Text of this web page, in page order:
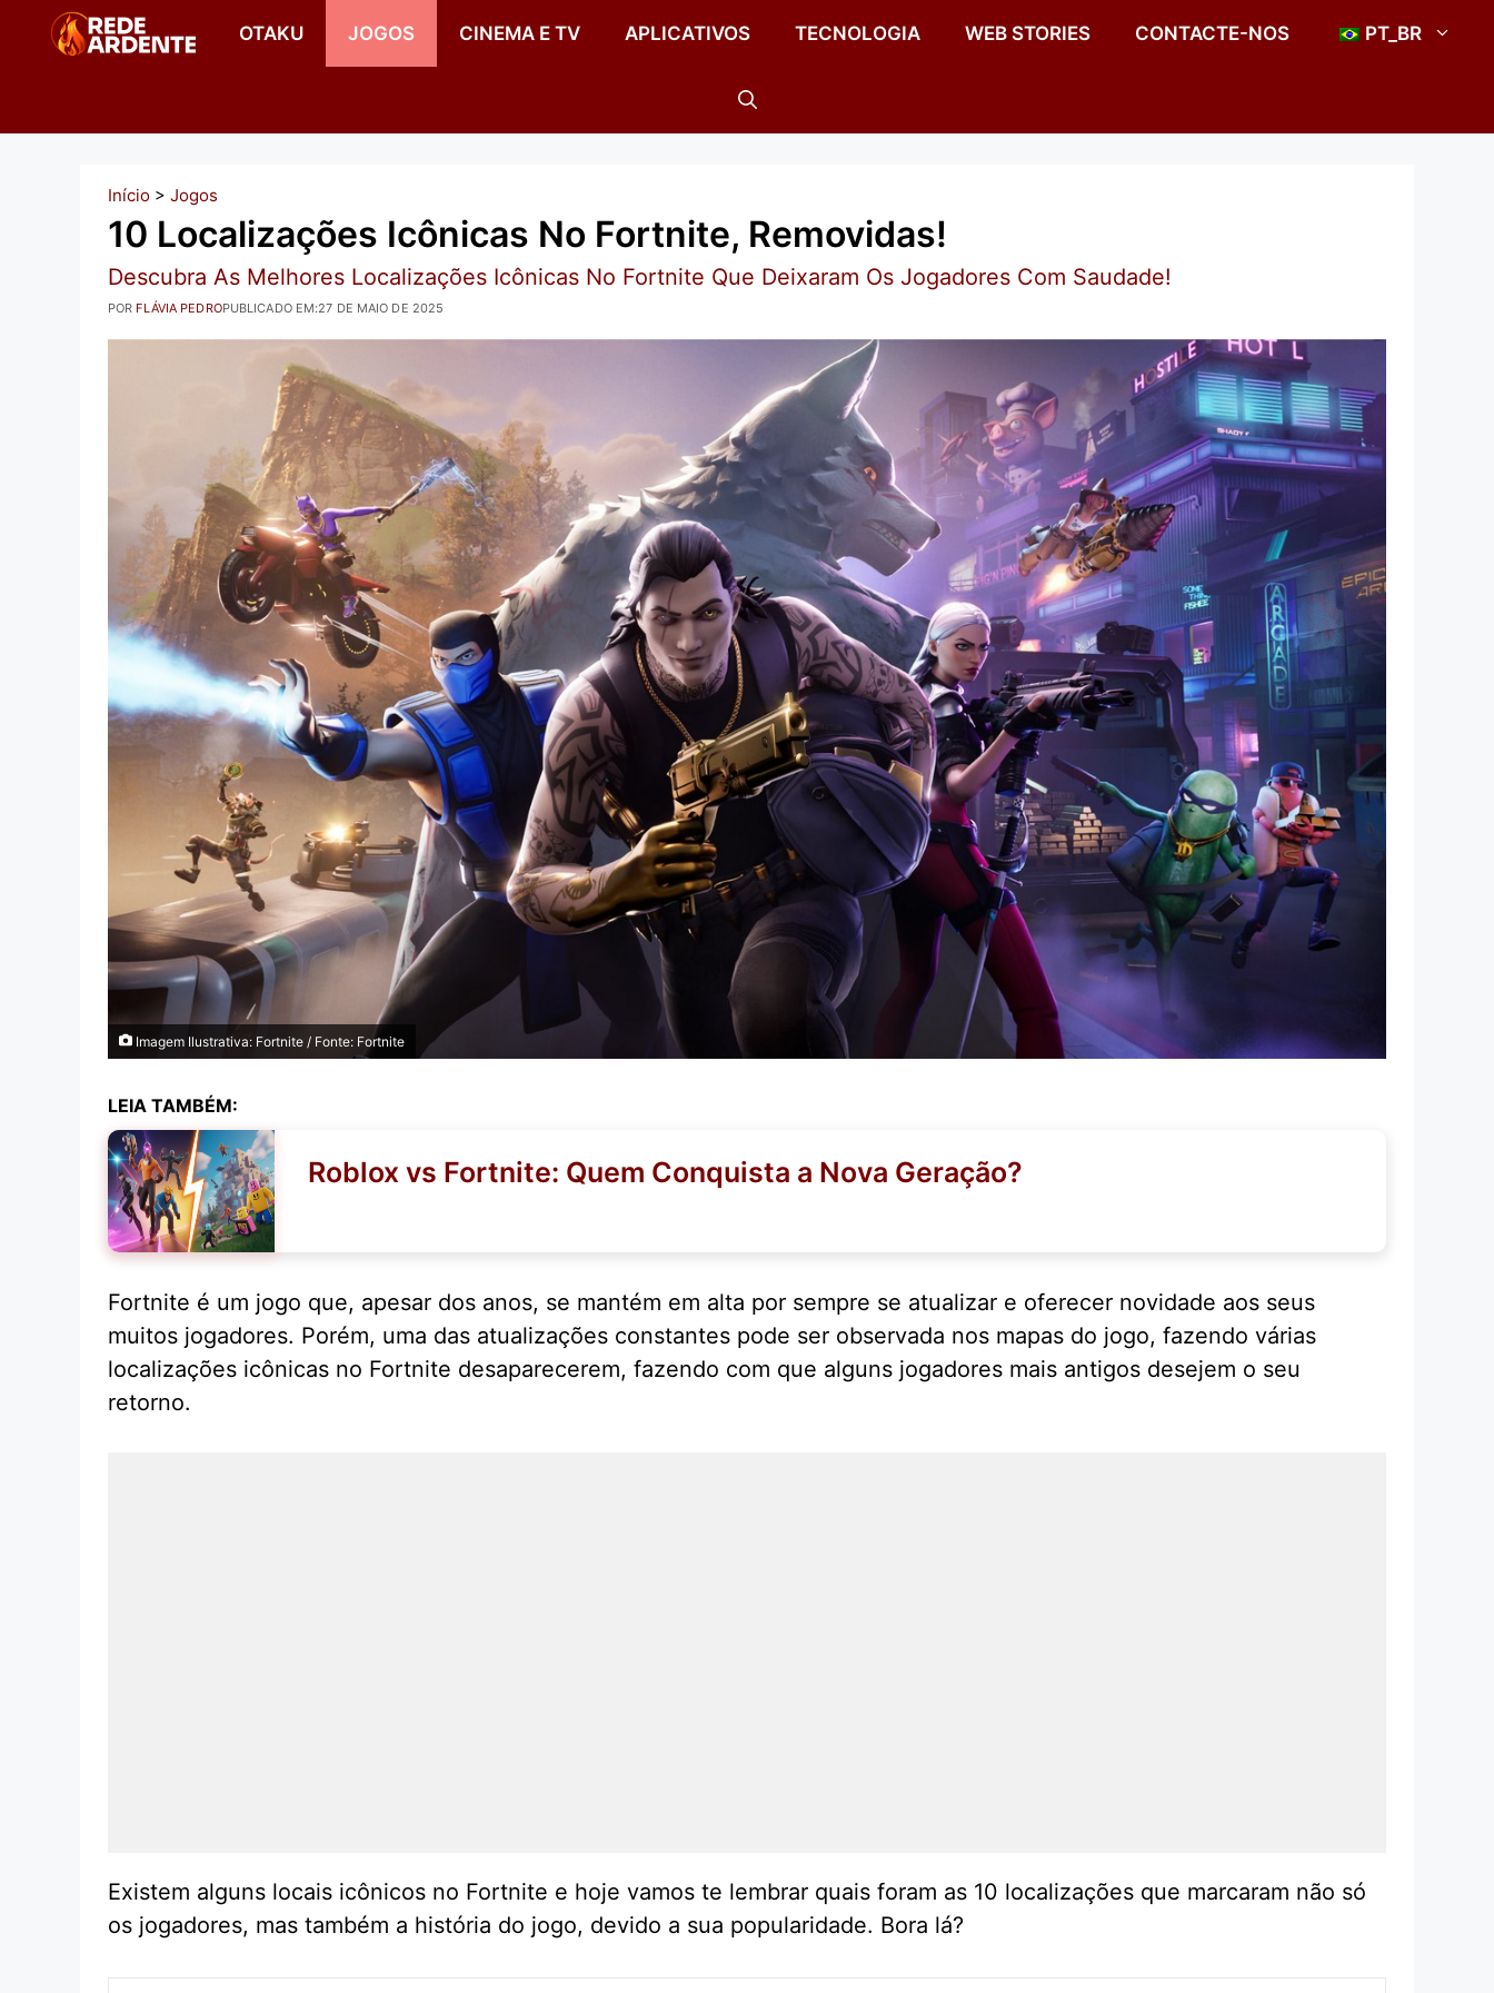
OTAKU JOGOS CINEMA E TV APLICATIVOS TECNOLOGIA WEB STORIES CONTACTE-NOS PT_BR
Início > Jogos
10 Localizações Icônicas No Fortnite, Removidas!
Descubra As Melhores Localizações Icônicas No Fortnite Que Deixaram Os Jogadores Com Saudade!
PUBLICADO EM:27 DE MAIO DE 2025
POR FLÁVIA PEDRO
Imagem Ilustrativa: Fortnite / Fonte: Fortnite
LEIA TAMBÉM:
Roblox vs Fortnite: Quem Conquista a Nova Geração?
Fortnite é um jogo que, apesar dos anos, se mantém em alta por sempre se atualizar e oferecer novidade aos seus
muitos jogadores. Porém, uma das atualizações constantes pode ser observada nos mapas do jogo, fazendo várias
localizações icônicas no Fortnite desaparecerem, fazendo com que alguns jogadores mais antigos desejem o seu
retorno.
Existem alguns locais icônicos no Fortnite e hoje vamos te lembrar quais foram as 10 localizações que marcaram não só
os jogadores, mas também a história do jogo, devido a sua popularidade. Bora lá?